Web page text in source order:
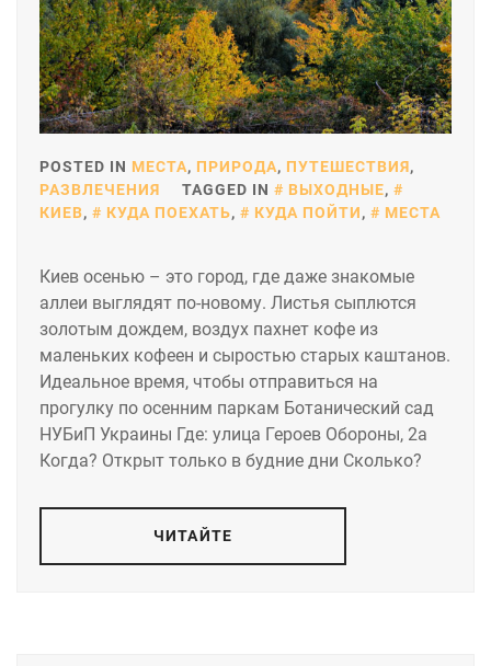
POSTED IN МЕСТА, ПРИРОДА, ПУТЕШЕСТВИЯ,
РАЗВЛЕЧЕНИЯ
TAGGED IN ВЫХОДНЫЕ,
КИЕВ, КУДА ПОЕХАТЬ, КУДА ПОЙТИ, МЕСТА
Киев осенью – это город, где даже знакомые
аллеи выглядят по-новому. Листья сыплются
золотым дождем, воздух пахнет кофе из
маленьких кофеен и сыростью старых каштанов.
Идеальное время, чтобы отправиться на
прогулку по осенним паркам Ботанический сад
НУБиП Украины Где: улица Героев Обороны, 2а
Когда? Открыт только в будние дни Сколько?
ЧИТАЙТЕ